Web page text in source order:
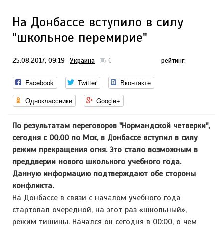
На Донбассе вступило в силу
"школьное перемирие"
25.08.2017, 09:19 Украина 0 рейтинг:
Facebook Twitter
Вконтакте
Одноклассники
Google+
По результатам переговоров "Нормандской четверки",
сегодня с 00.00 по Мск, в Донбассе вступил в силу
режим прекращения огня. Это стало возможным в
преддверии нового школьного учебного года.
Данную информацию подтверждают обе стороны
конфликта.
На Донбассе в связи с началом учебного года
стартовал очередной, на этот раз «школьный»,
режим тишины. Начался он сегодня в 00:00, о чем